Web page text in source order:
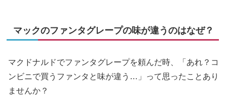
マックのファンタグレープの味が違うのはなぜ？
マクドナルドでファンタグレープを頼んだ時、「あれ？コ
ンビニで買うファンタと味が違う…」って思ったことあり
ませんか？